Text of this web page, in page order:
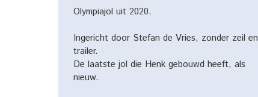
Olympiajol uit 2020.
Ingericht door Stefan de Vries, zonder zeil en
trailer.
De laatste jol die Henk gebouwd heeft, als
nieuw.